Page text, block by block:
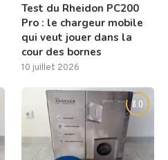
Test du Rheidon PC200
Pro : le chargeur mobile
qui veut jouer dans la
cour des bornes
10 juillet 2026
8.0